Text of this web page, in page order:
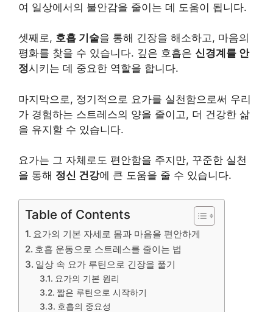
여 일상에서의 불안감을 줄이는 데 도움이 됩니다.
셋째로, 호흡 기술을 통해 긴장을 해소하고, 마음의
평화를 찾을 수 있습니다. 깊은 호흡은 신경계를 안
정시키는 데 중요한 역할을 합니다.
마지막으로, 정기적으로 요가를 실천함으로써 우리
가 경험하는 스트레스의 양을 줄이고, 더 건강한 삶
을 유지할 수 있습니다.
요가는 그 자체로도 편안함을 주지만, 꾸준한 실천
을 통해 정신 건강에 큰 도움을 줄 수 있습니다.
Table of Contents
요가의 기본 자세로 몸과 마음을 편안하게
호흡 운동으로 스트레스를 줄이는 법
일상 속 요가 루틴으로 긴장을 풀기
요가의 기본 원리
짧은 루틴으로 시작하기
호흡의 중요성